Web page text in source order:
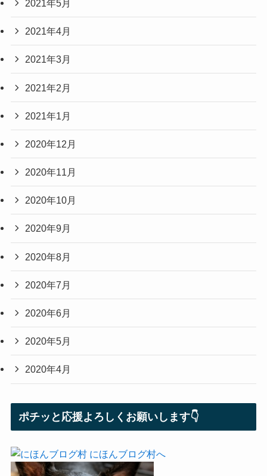
2021年5月
2021年4月
2021年3月
2021年2月
2021年1月
2020年12月
2020年11月
2020年10月
2020年9月
2020年8月
2020年7月
2020年6月
2020年5月
2020年4月
ポチッと応援よろしくお願いします👇